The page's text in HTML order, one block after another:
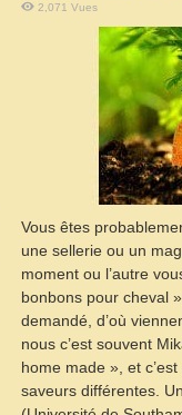
2,071 Vues
Vous êtes
une sellerie ou un
moment ou l’autre
bonbons pour cheval
demandé, d’où
nous c’est souvent
home made », et
saveurs différentes.